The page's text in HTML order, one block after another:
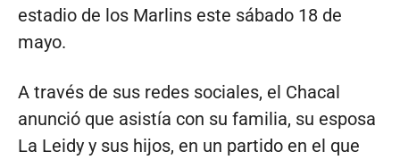
estadio de los Marlins este sábado 18 de
mayo.
A través de sus redes sociales, el Chacal
anunció que asistía con su familia, su esposa
La Leidy y sus hijos, en un partido en el que